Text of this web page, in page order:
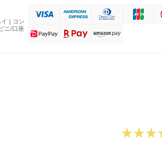
| コン
ニ/口座